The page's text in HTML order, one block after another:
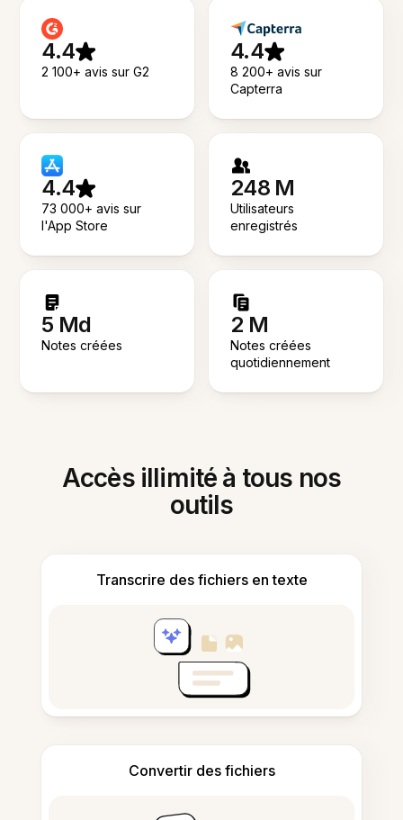
4.4
2 100+ avis sur G2
4.4
8 200+ avis sur
Capterra
4.4
73 000+ avis sur
l'App Store
248 M
Utilisateurs
enregistrés
5 Md
Notes créées
2 M
Notes créées
quotidiennement
Accès illimité à tous nos
outils
Transcrire des fichiers en texte
Convertir des fichiers